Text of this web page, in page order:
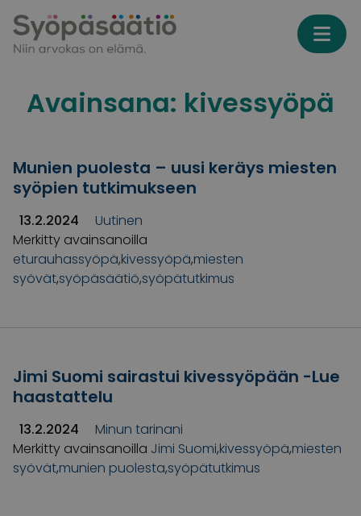
Avainsana: kivessyöpä
Munien puolesta – uusi keräys miesten
syöpien tutkimukseen
13.2.2024
Uutinen
Merkitty avainsanoilla
eturauhassyöpä,kivessyöpä,miesten
syövät,syöpäsäätiö,syöpätutkimus
Jimi Suomi sairastui kivessyöpään -Lue
haastattelu
13.2.2024
Minun tarinani
Merkitty avainsanoilla Jimi Suomi,kivessyöpä,miesten
syövät,munien puolesta,syöpätutkimus